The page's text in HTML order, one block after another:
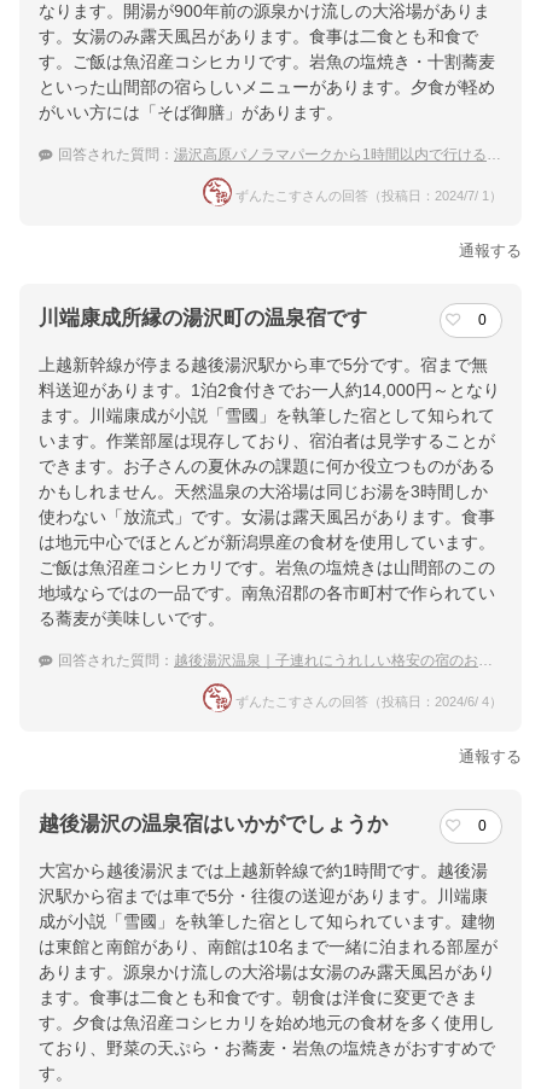
なります。開湯が900年前の源泉かけ流しの大浴場がありま
す。女湯のみ露天風呂があります。食事は二食とも和食で
す。ご飯は魚沼産コシヒカリです。岩魚の塩焼き・十割蕎麦
といった山間部の宿らしいメニューがあります。夕食が軽め
がいい方には「そば御膳」があります。
回答された質問： 湯沢高原パノラマパークから1時間以内で行ける温泉宿のおすすめは？
ずんたこすさんの回答（投稿日：2024/7/ 1）
通報する
川端康成所縁の湯沢町の温泉宿です 0
上越新幹線が停まる越後湯沢駅から車で5分です。宿まで無
料送迎があります。1泊2食付きでお一人約14,000円～となり
ます。川端康成が小説「雪國」を執筆した宿として知られて
います。作業部屋は現存しており、宿泊者は見学することが
できます。お子さんの夏休みの課題に何か役立つものがある
かもしれません。天然温泉の大浴場は同じお湯を3時間しか
使わない「放流式」です。女湯は露天風呂があります。食事
は地元中心でほとんどが新潟県産の食材を使用しています。
ご飯は魚沼産コシヒカリです。岩魚の塩焼きは山間部のこの
地域ならではの一品です。南魚沼郡の各市町村で作られてい
る蕎麦が美味しいです。
回答された質問： 越後湯沢温泉｜子連れにうれしい格安の宿のおすすめは？
ずんたこすさんの回答（投稿日：2024/6/ 4）
通報する
越後湯沢の温泉宿はいかがでしょうか 0
大宮から越後湯沢までは上越新幹線で約1時間です。越後湯
沢駅から宿までは車で5分・往復の送迎があります。川端康
成が小説「雪國」を執筆した宿として知られています。建物
は東館と南館があり、南館は10名まで一緒に泊まれる部屋が
あります。源泉かけ流しの大浴場は女湯のみ露天風呂があり
ます。食事は二食とも和食です。朝食は洋食に変更できま
す。夕食は魚沼産コシヒカリを始め地元の食材を多く使用し
ており、野菜の天ぷら・お蕎麦・岩魚の塩焼きがおすすめで
す。